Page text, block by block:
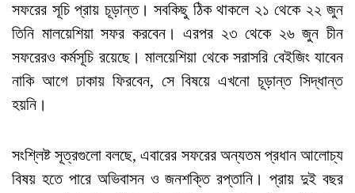
সফরের সূচি প্রায় চূড়ান্ত। সবকিছু ঠিক থাকলে ২১ থেকে ২২ জুন
তিনি মালয়েশিয়া সফর করবেন। এরপর ২৩ থেকে ২৬ জুন চীন
সফরেরও কর্মসূচি রয়েছে। মালয়েশিয়া থেকে সরাসরি বেইজিং যাবেন
নাকি আগে ঢাকায় ফিরবেন, সে বিষয়ে এখনো চূড়ান্ত সিদ্ধান্ত
হয়নি।
সংশ্লিষ্ট সূত্রগুলো বলছে, এবারের সফরের অন্যতম প্রধান আলোচ্য
বিষয় হতে পারে অভিবাসন ও জনশক্তি রপ্তানি। প্রায় দুই বছর